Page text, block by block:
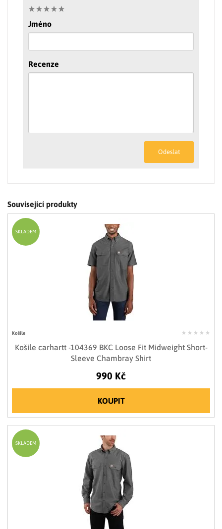
Jméno
Recenze
Odeslat
Související produkty
Košile
Košile carhartt -104369 BKC Loose Fit Midweight Short-
Sleeve Chambray Shirt
990 Kč
KOUPIT
SKLADEM
SKLADEM